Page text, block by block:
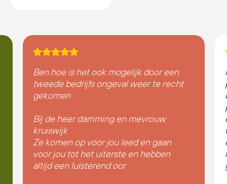
Ben hoe is het ook mogelijk door een
tweede bedrijfs ongeval weer te recht
gekomen
Bij de heer damming en mevrouw
kruiswijk
Ze komen op voor jou leed en gaan
voor jou tot het uiterste en hebben
altijd een luisterend oor